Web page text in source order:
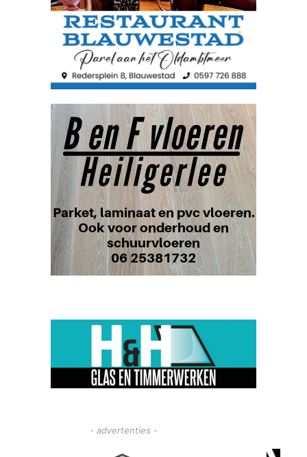
- advertenties -